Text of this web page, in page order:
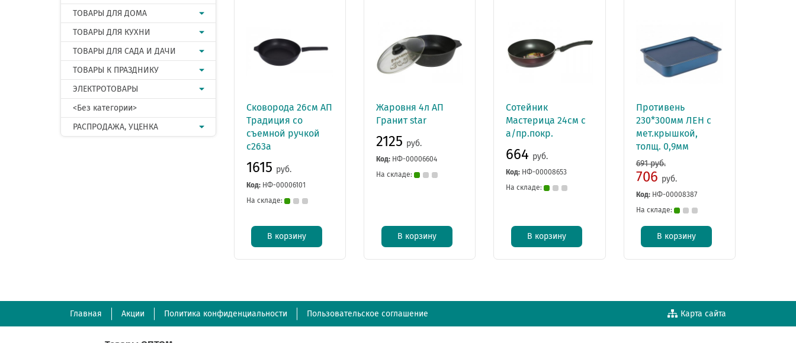
ТОВАРЫ ДЛЯ ДОМА
ТОВАРЫ ДЛЯ КУХНИ
ТОВАРЫ ДЛЯ САДА И ДАЧИ
ТОВАРЫ К ПРАЗДНИКУ
ЭЛЕКТРОТОВАРЫ
<Без категории>
РАСПРОДАЖА, УЦЕНКА
Сковорода 26см АП
Традиция со
съемной ручкой
с263а
1615 руб.
Код: НФ-00006101
На складе:
В корзину
Жаровня 4л АП
Гранит star
2125 руб.
Код: НФ-00006604
На складе:
В корзину
Сотейник
Мастерица 24см с
а/пр.покр.
664 руб.
Код: НФ-00008653
На складе:
В корзину
Противень
230*300мм ЛЕН с
мет.крышкой,
толщ. 0,9мм
691 руб.
706 руб.
Код: НФ-00008387
На складе:
В корзину
Главная Акции Политика конфиденциальности Пользовательское соглашение Карта сайта